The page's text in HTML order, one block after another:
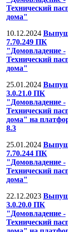
Технический
дома"
10.12.2024
7.70.249 ПК
"Домовладение -
Технический
дома"
25.01.2024
3.0.21.0 ПК
"Домовладение -
Технический
дома" на
8.3
25.01.2024
7.70.244 ПК
"Домовладение -
Технический
дома"
22.12.2023
3.0.20.0 ПК
"Домовладение -
Технический